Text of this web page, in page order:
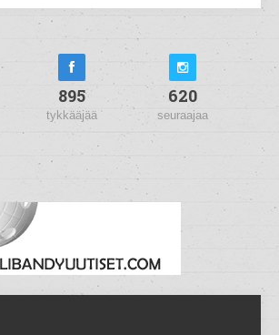
895
tykkääjää
620
seuraajaa